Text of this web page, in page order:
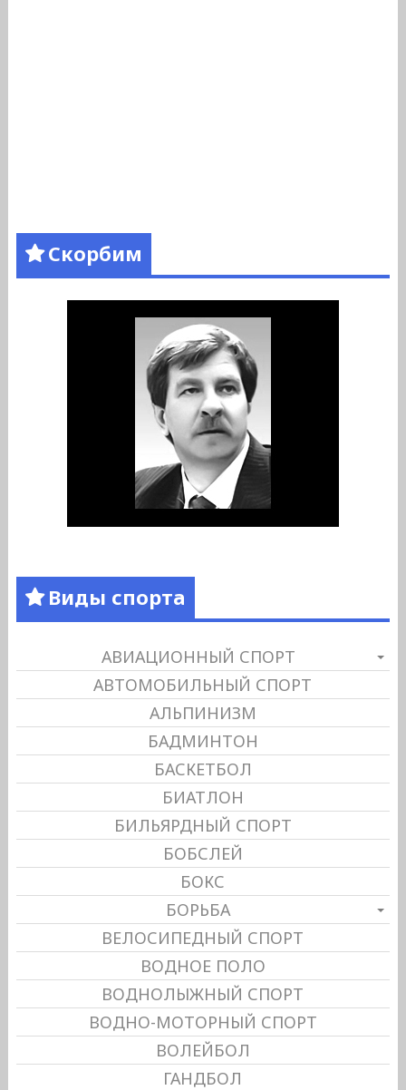
Скорбим
Виды спорта
АВИАЦИОННЫЙ СПОРТ
АВТОМОБИЛЬНЫЙ СПОРТ
АЛЬПИНИЗМ
БАДМИНТОН
БАСКЕТБОЛ
БИАТЛОН
БИЛЬЯРДНЫЙ СПОРТ
БОБСЛЕЙ
БОКС
БОРЬБА
ВЕЛОСИПЕДНЫЙ СПОРТ
ВОДНОЕ ПОЛО
ВОДНОЛЫЖНЫЙ СПОРТ
ВОДНО-МОТОРНЫЙ СПОРТ
ВОЛЕЙБОЛ
ГАНДБОЛ